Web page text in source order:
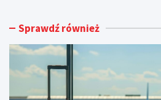
n
i
p
o
a
y
Sprawdź również